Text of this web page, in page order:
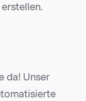
da! Unser